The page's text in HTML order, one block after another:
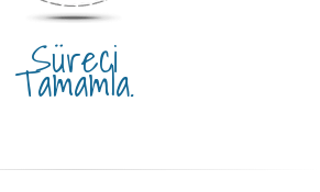
Süreci
Tamamla.